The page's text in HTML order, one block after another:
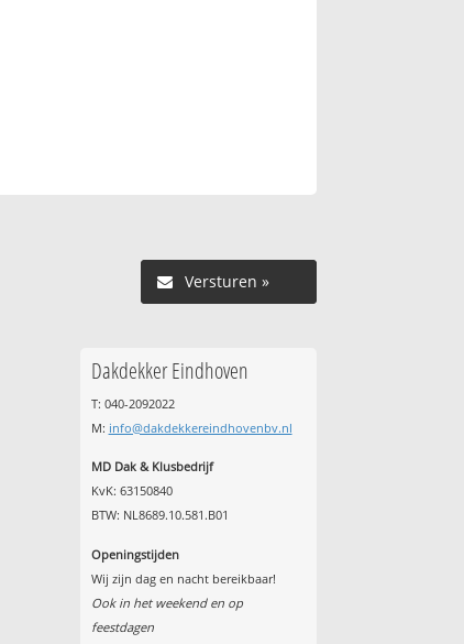
Versturen »
Dakdekker Eindhoven
T: 040-2092022
M: info@dakdekkereindhovenbv.nl
MD Dak & Klusbedrijf
KvK: 63150840
BTW: NL8689.10.581.B01
Openingstijden
Wij zijn dag en nacht bereikbaar!
Ook in het weekend en op
feestdagen